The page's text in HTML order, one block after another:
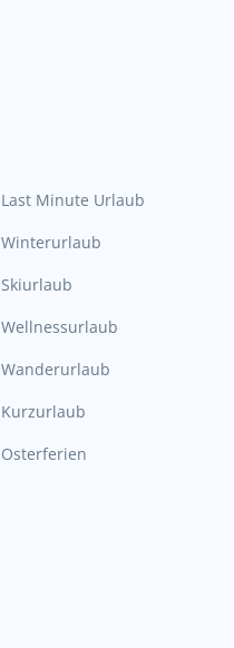
Last Minute Urlaub
Winterurlaub
Skiurlaub
Wellnessurlaub
Wanderurlaub
Kurzurlaub
Osterferien